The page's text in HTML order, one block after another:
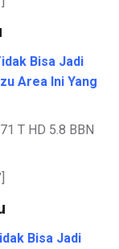
Bisa Jadi
Area Ini Yang
T HD 5.8 BBN
Bisa Jadi